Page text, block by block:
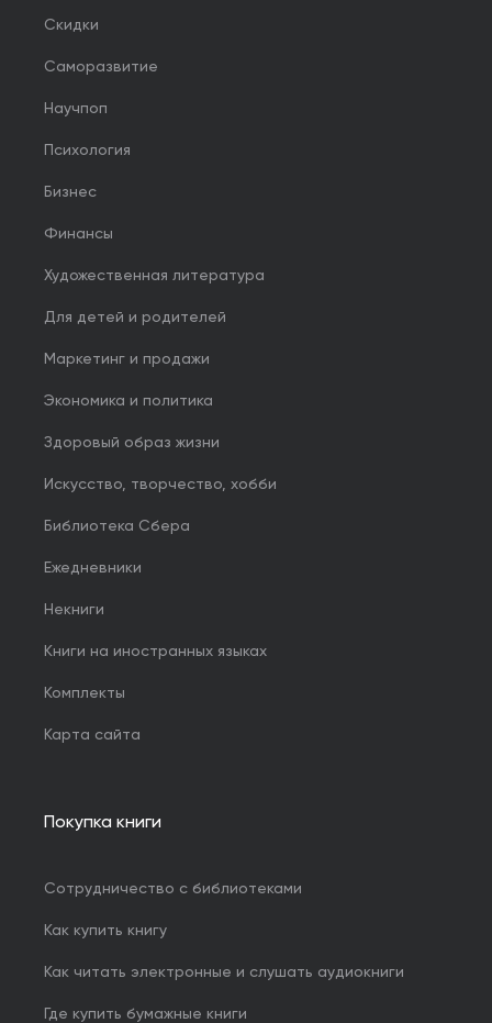
Скидки
Саморазвитие
Научпоп
Психология
Бизнес
Финансы
Художественная литература
Для детей и родителей
Маркетинг и продажи
Экономика и политика
Здоровый образ жизни
Искусство, творчество, хобби
Библиотека Сбера
Ежедневники
Некниги
Книги на иностранных языках
Комплекты
Карта сайта
Покупка книги
Сотрудничество с библиотеками
Как купить книгу
Как читать электронные и слушать аудиокниги
Где купить бумажные книги